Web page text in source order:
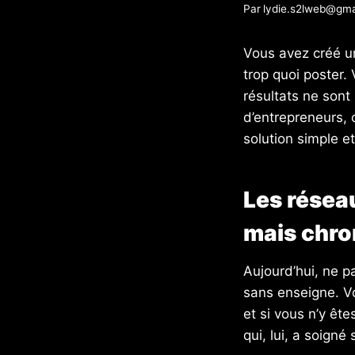
Par
Vous avez créé
trop quoi poster.
résultats ne sont
solution simple
Les
mais
Aujourd’hui, ne
sans enseigne.
et si vous n’y
qui, lui, a soigné